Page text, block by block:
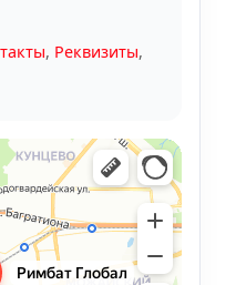
, Реквизиты,